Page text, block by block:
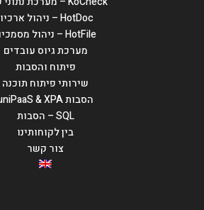
HotDoc – ניהול ארכיון
HotFile – ניהול מסמכים
מערכת גיוס עובדים
פיתוח והסבות
שירותי פיתוח תוכנה
הסבות uniPaaS & XPA
SQL – הסבות
בין לקוחותינו
צור קשר